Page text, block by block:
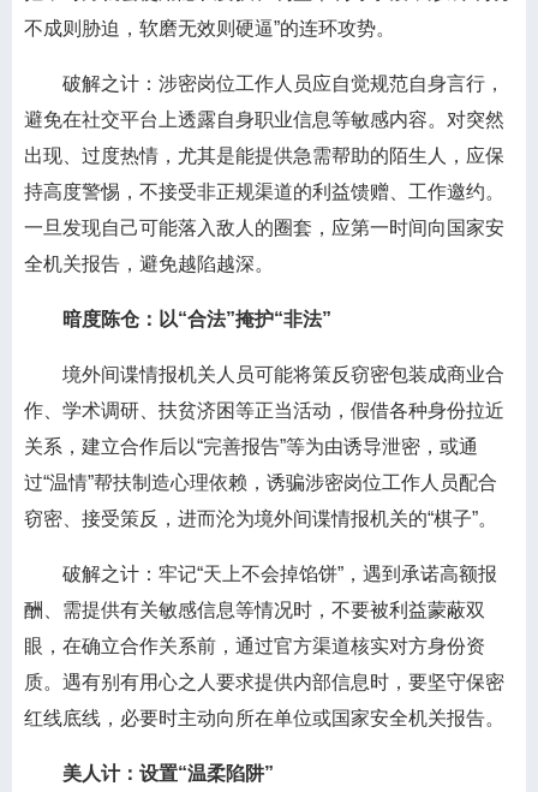
不成则胁迫，软磨无效则硬逼”的连环攻势。
破解之计：涉密岗位工作人员应自觉规范自身言行，
避免在社交平台上透露自身职业信息等敏感内容。对突然
出现、过度热情，尤其是能提供急需帮助的陌生人，应保
持高度警惕，不接受非正规渠道的利益馈赠、工作邀约。
一旦发现自己可能落入敌人的圈套，应第一时间向国家安
全机关报告，避免越陷越深。
暗度陈仓：以“合法”掩护“非法”
境外间谍情报机关人员可能将策反窃密包装成商业合
作、学术调研、扶贫济困等正当活动，假借各种身份拉近
关系，建立合作后以“完善报告”等为由诱导泄密，或通
过“温情”帮扶制造心理依赖，诱骗涉密岗位工作人员配合
窃密、接受策反，进而沦为境外间谍情报机关的“棋子”。
破解之计：牢记“天上不会掉馅饼”，遇到承诺高额报
酬、需提供有关敏感信息等情况时，不要被利益蒙蔽双
眼，在确立合作关系前，通过官方渠道核实对方身份资
质。遇有别有用心之人要求提供内部信息时，要坚守保密
红线底线，必要时主动向所在单位或国家安全机关报告。
美人计：设置“温柔陷阱”